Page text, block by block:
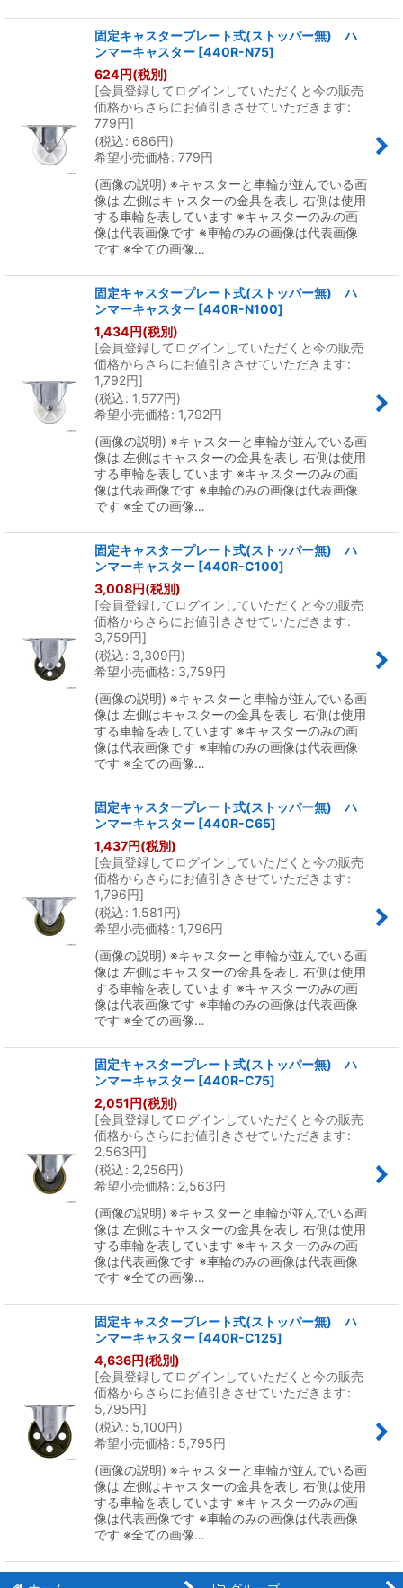
固定キャスタープレート式(ストッパー無) ハ
ンマーキャスター [440R-N75]
624円(税別)
[会員登録してログインしていただくと今の販売
価格からさらにお値引きさせていただきます:
779円]
(税込: 686円)
希望小売価格: 779円
(画像の説明) ※キャスターと車輪が並んでいる画
像は 左側はキャスターの金具を表し 右側は使用
する車輪を表しています ※キャスターのみの画
像は代表画像です ※車輪のみの画像は代表画像
です ※全ての画像…
固定キャスタープレート式(ストッパー無) ハ
ンマーキャスター [440R-N100]
1,434円(税別)
[会員登録してログインしていただくと今の販売
価格からさらにお値引きさせていただきます:
1,792円]
(税込: 1,577円)
希望小売価格: 1,792円
(画像の説明) ※キャスターと車輪が並んでいる画
像は 左側はキャスターの金具を表し 右側は使用
する車輪を表しています ※キャスターのみの画
像は代表画像です ※車輪のみの画像は代表画像
です ※全ての画像…
固定キャスタープレート式(ストッパー無) ハ
ンマーキャスター [440R-C100]
3,008円(税別)
[会員登録してログインしていただくと今の販売
価格からさらにお値引きさせていただきます:
3,759円]
(税込: 3,309円)
希望小売価格: 3,759円
(画像の説明) ※キャスターと車輪が並んでいる画
像は 左側はキャスターの金具を表し 右側は使用
する車輪を表しています ※キャスターのみの画
像は代表画像です ※車輪のみの画像は代表画像
です ※全ての画像…
固定キャスタープレート式(ストッパー無) ハ
ンマーキャスター [440R-C65]
1,437円(税別)
[会員登録してログインしていただくと今の販売
価格からさらにお値引きさせていただきます:
1,796円]
(税込: 1,581円)
希望小売価格: 1,796円
(画像の説明) ※キャスターと車輪が並んでいる画
像は 左側はキャスターの金具を表し 右側は使用
する車輪を表しています ※キャスターのみの画
像は代表画像です ※車輪のみの画像は代表画像
です ※全ての画像…
固定キャスタープレート式(ストッパー無) ハ
ンマーキャスター [440R-C75]
2,051円(税別)
[会員登録してログインしていただくと今の販売
価格からさらにお値引きさせていただきます:
2,563円]
(税込: 2,256円)
希望小売価格: 2,563円
(画像の説明) ※キャスターと車輪が並んでいる画
像は 左側はキャスターの金具を表し 右側は使用
する車輪を表しています ※キャスターのみの画
像は代表画像です ※車輪のみの画像は代表画像
です ※全ての画像…
固定キャスタープレート式(ストッパー無) ハ
ンマーキャスター [440R-C125]
4,636円(税別)
[会員登録してログインしていただくと今の販売
価格からさらにお値引きさせていただきます:
5,795円]
(税込: 5,100円)
希望小売価格: 5,795円
(画像の説明) ※キャスターと車輪が並んでいる画
像は 左側はキャスターの金具を表し 右側は使用
する車輪を表しています ※キャスターのみの画
像は代表画像です ※車輪のみの画像は代表画像
です ※全ての画像…